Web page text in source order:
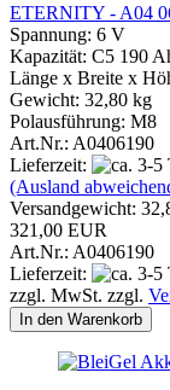
ETERNITY - A04
Spannung: 6 V
Kapazität: C5 190
Länge x Breite x
Gewicht: 32,80 kg
Polausführung: M8
Art.Nr.: A0406190
Lieferzeit:
(Ausland
Versandgewicht:
321,00 EUR
Art.Nr.: A0406190
Lieferzeit:
zzgl. MwSt. zzgl.
In den Warenkorb